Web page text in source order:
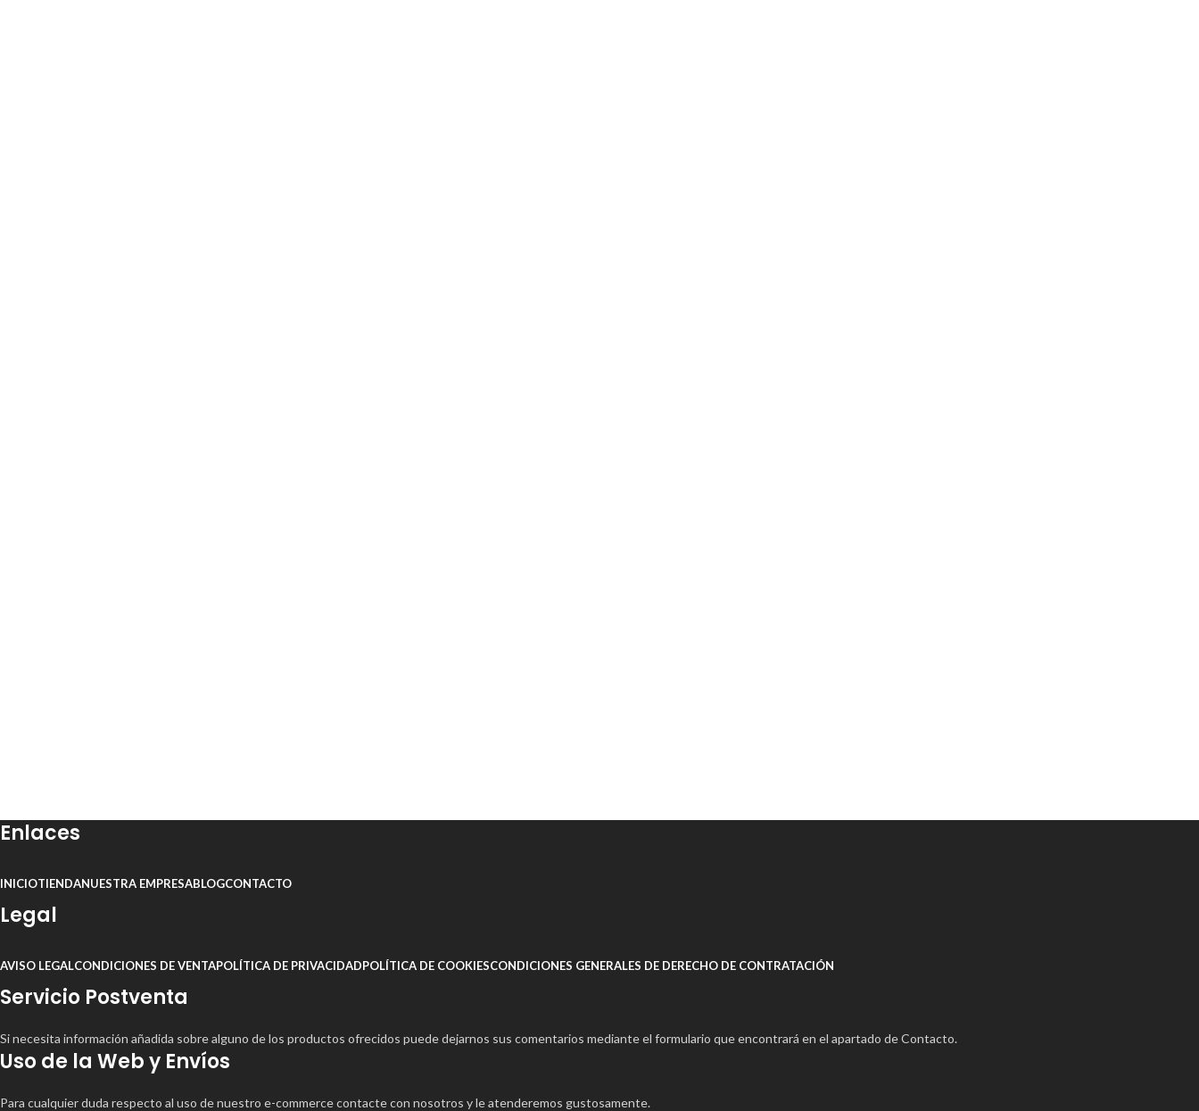
Enlaces
INICIOTIENDANUESTRA EMPRESABLOGCONTACTO
Legal
AVISO LEGALCONDICIONES DE VENTAPOLÍTICA DE PRIVACIDADPOLÍTICA DE COOKIESCONDICIONES GENERALES DE DERECHO DE CONTRATACIÓN
Servicio Postventa
Si necesita información añadida sobre alguno de los productos ofrecidos puede dejarnos sus comentarios mediante el formulario que encontrará en el apartado de Contacto.
Uso de la Web y Envíos
Para cualquier duda respecto al uso de nuestro e-commerce contacte con nosotros y le atenderemos gustosamente.